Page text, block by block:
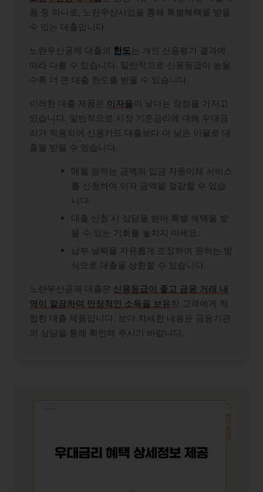
품 중 하나로, 노란우산사업을 통해 특별혜택을 받을
수 있는 대출입니다.
노란우산공제 대출의 한도는 개인 신용평가 결과에
따라 다를 수 있습니다. 일반적으로 신용등급이 높을
수록 더 큰 대출 한도를 받을 수 있습니다.
이러한 대출 제품은 이자율이 낮다는 장점을 가지고
있습니다. 일반적으로 시장 기준금리에 대해 우대금
리가 적용되어 신용카드 대출보다 더 낮은 이율로 대
출을 받을 수 있습니다.
매월 원하는 금액의 입금 자동이체 서비스
를 신청하여 이자 금액을 절감할 수 있습
니다.
대출 신청 시 상담을 받아 특별 혜택을 받
을 수 있는 기회를 놓치지 마세요.
납부 날짜을 자유롭게 조정하여 원하는 방
식으로 대출을 상환할 수 있습니다.
노란우산공제 대출은 신용등급이 좋고 금융 거래 내
역이 깔끔하며 안정적인 소득을 보유한 고객에게 적
합한 대출 제품입니다. 보다 자세한 내용은 금융기관
의 상담을 통해 확인해 주시기 바랍니다.